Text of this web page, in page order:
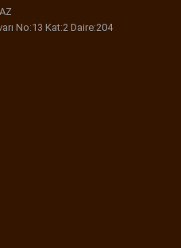
No:13 Kat:2 Daire:204